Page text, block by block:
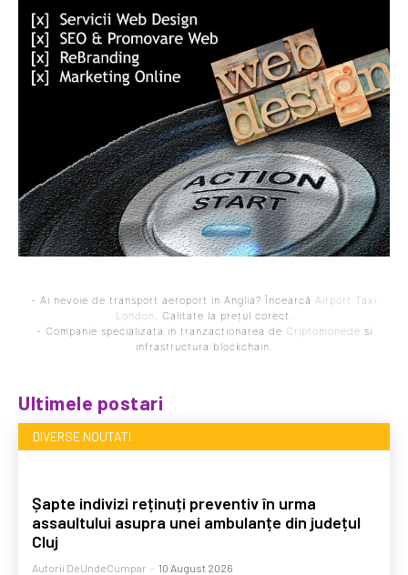
- Ai nevoie de transport aeroport in Anglia? Încearcă Airport Taxi
London
. Calitate la prețul corect.
- Companie specializata in tranzactionarea de Criptomonede si
infrastructura blockchain.
Ultimele postari
DIVERSE NOUTATI
Șapte indivizi reținuți preventiv în urma
assaultului asupra unei ambulanțe din județul
Cluj
Autorii DeUndeCumpar - 10 August 2026